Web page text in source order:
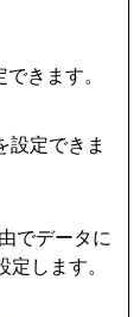
きます。
設定できま
でデータに
します。